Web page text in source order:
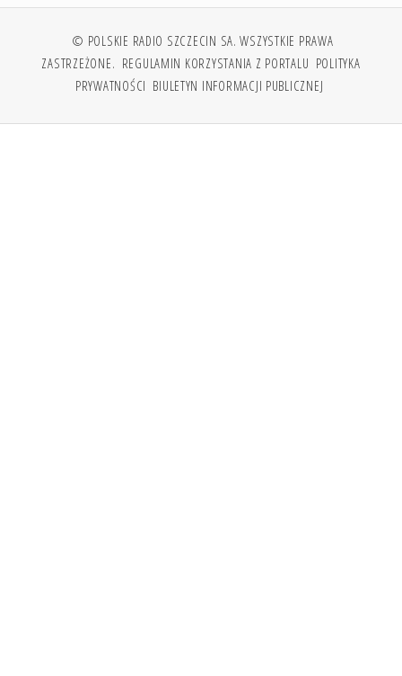
© POLSKIE RADIO SZCZECIN SA. WSZYSTKIE PRAWA
ZASTRZEŻONE. REGULAMIN KORZYSTANIA Z PORTALU POLITYKA
PRYWATNOŚCI BIULETYN INFORMACJI PUBLICZNEJ